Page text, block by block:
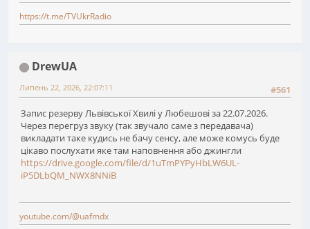
https://t.me/TVUkrRadio
DrewUA
#561
Липень 22, 2026, 22:07:11
Запис резерву Львівської Хвилі у Любешові за 22.07.2026.
Через перегруз звуку (так звучало саме з передавача)
викладати таке кудись не бачу сенсу, але може комусь буде
цікаво послухати яке там наповнення або джингли
https://drive.google.com/file/d/1uTmPYPyHbLW6UL-
iP5DLbQM_NWX8NNiB
youtube.com/@uafmdx